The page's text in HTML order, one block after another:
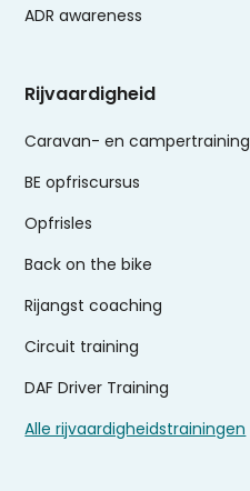
ADR awareness
Rijvaardigheid
Caravan- en campertraining
BE opfriscursus
Opfrisles
Back on the bike
Rijangst coaching
Circuit training
DAF Driver Training
Alle rijvaardigheidstrainingen